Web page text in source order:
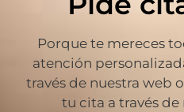
Porque te mereces
atención
través de nuestra web
tu cita a través